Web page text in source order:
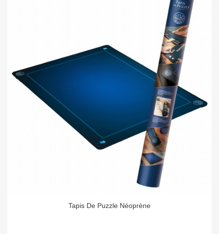
Tapis De Puzzle Néoprène